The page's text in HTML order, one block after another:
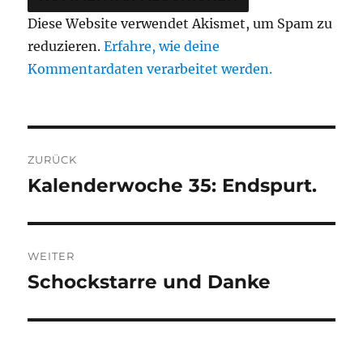
Diese Website verwendet Akismet, um Spam zu
reduzieren.Erfahre, wie deine
Kommentardaten verarbeitet werden.
ZURÜCK
Vorheriger
Kalenderwoche 35: Endspurt.
WEITER
Nächster
Schockstarre und Danke